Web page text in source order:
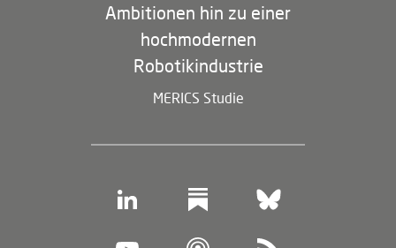
Ambitionen hin zu einer
hochmodernen
Robotikindustrie
MERICS Studie